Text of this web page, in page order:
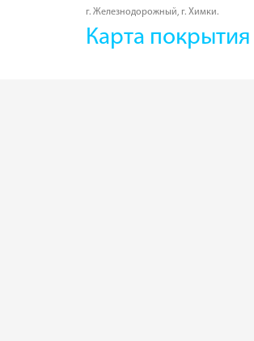
г. Железнодорожный, г. Химки.
Карта